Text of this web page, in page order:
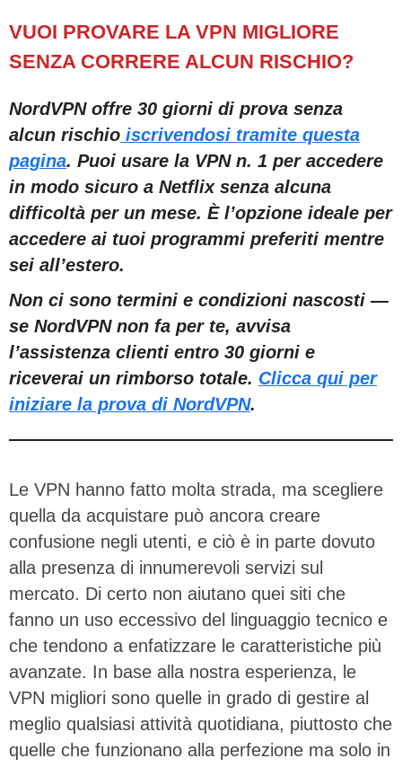
VUOI PROVARE LA VPN MIGLIORE
SENZA CORRERE ALCUN RISCHIO?
NordVPN offre 30 giorni di prova senza
alcun rischio iscrivendosi tramite questa
pagina. Puoi usare la VPN n. 1 per accedere
in modo sicuro a Netflix senza alcuna
difficoltà per un mese. È l’opzione ideale per
accedere ai tuoi programmi preferiti mentre
sei all’estero.
Non ci sono termini e condizioni nascosti —
se NordVPN non fa per te, avvisa
l’assistenza clienti entro 30 giorni e
riceverai un rimborso totale. Clicca qui per
iniziare la prova di NordVPN.
Le VPN hanno fatto molta strada, ma scegliere
quella da acquistare può ancora creare
confusione negli utenti, e ciò è in parte dovuto
alla presenza di innumerevoli servizi sul
mercato. Di certo non aiutano quei siti che
fanno un uso eccessivo del linguaggio tecnico e
che tendono a enfatizzare le caratteristiche più
avanzate. In base alla nostra esperienza, le
VPN migliori sono quelle in grado di gestire al
meglio qualsiasi attività quotidiana, piuttosto che
quelle che funzionano alla perfezione ma solo in